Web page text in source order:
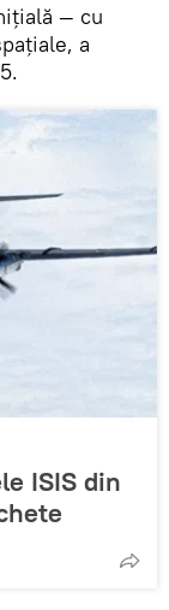
— cu
a
ISIS din